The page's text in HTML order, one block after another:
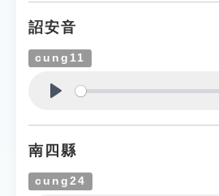
詔安音
cung11
南四縣
cung24